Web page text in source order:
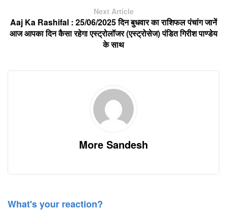
Next Article
Aaj Ka Rashifal : 25/06/2025 दिन बुधवार का राशिफल पंचांग जानें
आज आपका दिन कैसा रहेगा एस्ट्रोलॉजर (एस्ट्रोसेज) पंडित गिरीश पाण्डेय
के साथ
More Sandesh
What's your reaction?